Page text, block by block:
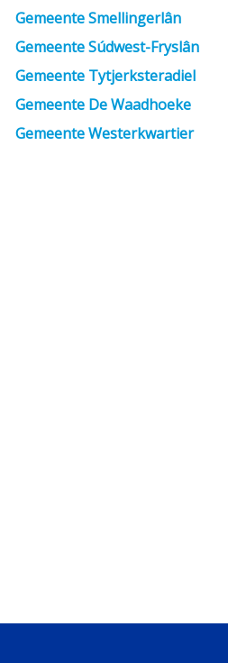
Gemeente Smellingerlân
Gemeente Súdwest-Fryslân
Gemeente Tytjerksteradiel
Gemeente De Waadhoeke
Gemeente Westerkwartier